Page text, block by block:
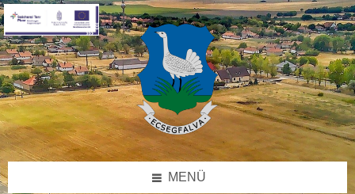
Skip
to
content
Skip
to
right
sidebar
Skip
to
footer
MENÜ